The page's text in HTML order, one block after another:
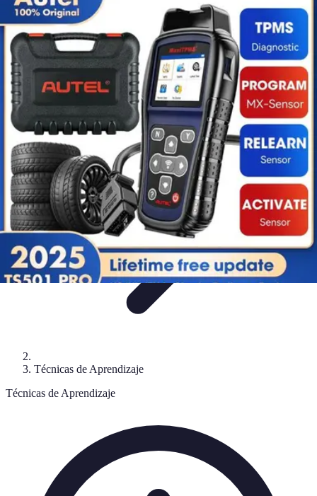
Aprende con Nosotros
GamificaciónMetodologías de AprendizajeTécnicas de
AprendizajeEstrategias de AprendizajeAprendizaje Activo
Aprende con Nosotros
Técnicas de Aprendizaje
Técnicas de Aprendizaje